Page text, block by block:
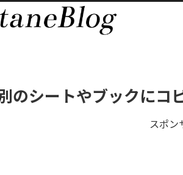
のシートやブックに
スポン